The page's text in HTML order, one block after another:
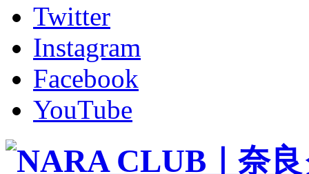
グッズ
ファンコミュニティ
ホームタウン
コラム
その他
TEAM
2026/27トップチーム
2026/27トップチームスタッフ
バモス
チアダンススクール
Twitter
Instagram
Facebook
YouTube